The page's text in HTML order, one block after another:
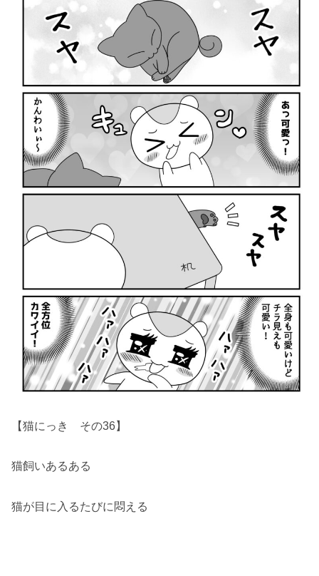
【猫にっき その36】
猫飼いあるある
猫が目に入るたびに悶える